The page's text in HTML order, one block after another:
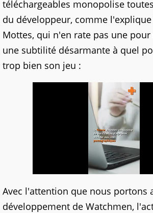
téléchargeables monopolise
du développeur, comme
Mottes, qui n'en rate pas une pour
une subtilité désarmante à quel
trop bien son jeu :
Avec l'attention que nous portons
développement de Watchmen,